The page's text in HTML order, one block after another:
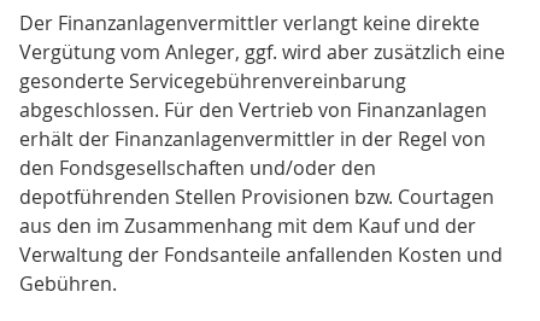
Der Finanzanlagenvermittler verlangt keine direkte
Vergütung vom Anleger, ggf. wird aber zusätzlich eine
gesonderte Servicegebührenvereinbarung
abgeschlossen. Für den Vertrieb von Finanzanlagen
erhält der Finanzanlagenvermittler in der Regel von
den Fondsgesellschaften und/oder den
depotführenden Stellen Provisionen bzw. Courtagen
aus den im Zusammenhang mit dem Kauf und der
Verwaltung der Fondsanteile anfallenden Kosten und
Gebühren.